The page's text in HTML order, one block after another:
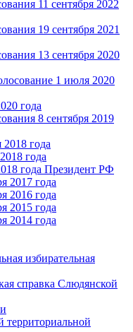
11 сентября 2022
19 сентября 2021
13 сентября 2020
1 июля 2020
года
8 сентября 2019
года
года
года Президент РФ
2017 года
2016 года
2015 года
2014 года
избирательная
справка Слюдянской
территориальной